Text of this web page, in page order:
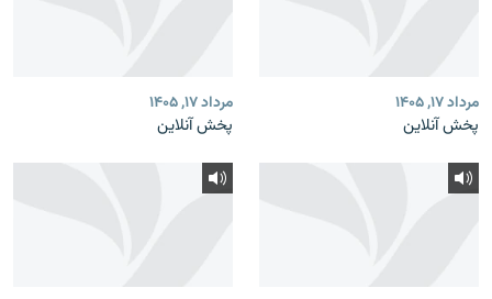
مرداد ۱۷, ۱۴۰۵
پخش آنلاین
مرداد ۱۷, ۱۴۰۵
پخش آنلاین